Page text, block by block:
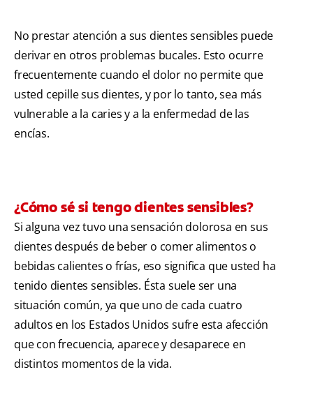
No prestar atención a sus dientes sensibles puede
derivar en otros problemas bucales. Esto ocurre
frecuentemente cuando el dolor no permite que
usted cepille sus dientes, y por lo tanto, sea más
vulnerable a la caries y a la enfermedad de las
encías.
¿Cómo sé si tengo dientes sensibles?
Si alguna vez tuvo una sensación dolorosa en sus
dientes después de beber o comer alimentos o
bebidas calientes o frías, eso significa que usted ha
tenido dientes sensibles. Ésta suele ser una
situación común, ya que uno de cada cuatro
adultos en los Estados Unidos sufre esta afección
que con frecuencia, aparece y desaparece en
distintos momentos de la vida.